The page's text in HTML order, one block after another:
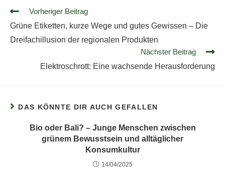
Vorheriger Beitrag
Grüne Etiketten, kurze Wege und gutes Gewissen – Die
Dreifachillusion der regionalen Produkten
Nächster Beitrag
Elektroschrott: Eine wachsende Herausforderung
DAS KÖNNTE DIR AUCH GEFALLEN
Bio oder Bali? – Junge Menschen zwischen
grünem Bewusstsein und alltäglicher
Konsumkultur
14/04/2025